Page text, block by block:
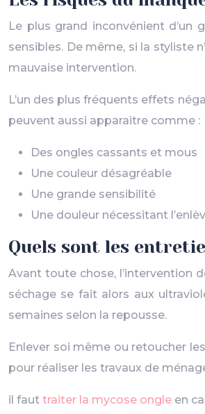
Le plus grand inconvénient
sensibles. De même, si la styliste
mauvaise intervention.
L’un des plus fréquents effets
peuvent aussi apparaitre comme :
Des ongles cassants et mous
Une couleur désagréable
Une grande sensibilité
Une douleur nécessitant
Quels sont les
Avant toute chose, l’intervention
séchage se fait alors aux
semaines selon la repousse.
Enlever soi même ou retoucher
pour réaliser les travaux de
il faut traiter la mycose ongle en